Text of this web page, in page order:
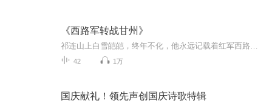
《西路军转战甘州》
42 1万
国庆献礼！领先声创国庆诗歌特辑